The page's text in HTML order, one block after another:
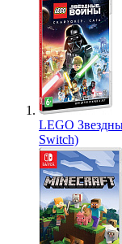
LEGO
Switch)